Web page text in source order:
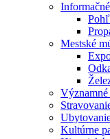
Mestské
Významné
Kultúrne